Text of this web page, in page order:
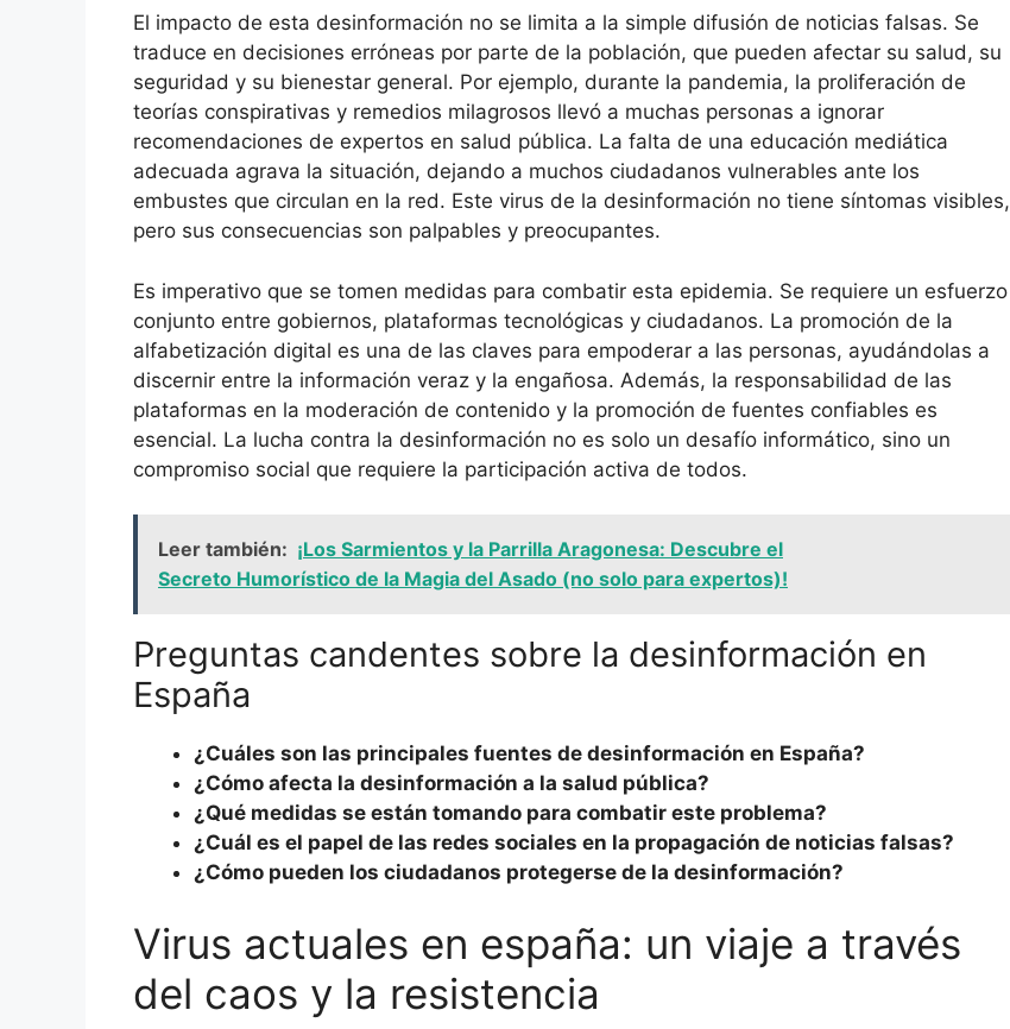
El impacto de esta desinformación no se limita a la simple difusión de noticias falsas. Se
traduce en decisiones erróneas por parte de la población, que pueden afectar su salud, su
seguridad y su bienestar general. Por ejemplo, durante la pandemia, la proliferación de
teorías conspirativas y remedios milagrosos llevó a muchas personas a ignorar
recomendaciones de expertos en salud pública. La falta de una educación mediática
adecuada agrava la situación, dejando a muchos ciudadanos vulnerables ante los
embustes que circulan en la red. Este virus de la desinformación no tiene síntomas visibles,
pero sus consecuencias son palpables y preocupantes.
Es imperativo que se tomen medidas para combatir esta epidemia. Se requiere un esfuerzo
conjunto entre gobiernos, plataformas tecnológicas y ciudadanos. La promoción de la
alfabetización digital es una de las claves para empoderar a las personas, ayudándolas a
discernir entre la información veraz y la engañosa. Además, la responsabilidad de las
plataformas en la moderación de contenido y la promoción de fuentes confiables es
esencial. La lucha contra la desinformación no es solo un desafío informático, sino un
compromiso social que requiere la participación activa de todos.
Leer también: ¡Los Sarmientos y la Parrilla Aragonesa: Descubre el
Secreto Humorístico de la Magia del Asado (no solo para expertos)!
Preguntas candentes sobre la desinformación en
España
¿Cuáles son las principales fuentes de desinformación en España?
¿Cómo afecta la desinformación a la salud pública?
¿Qué medidas se están tomando para combatir este problema?
¿Cuál es el papel de las redes sociales en la propagación de noticias falsas?
¿Cómo pueden los ciudadanos protegerse de la desinformación?
Virus actuales en españa: un viaje a través
del caos y la resistencia